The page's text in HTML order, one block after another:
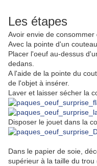
Les étapes
Avoir envie de consommer
Avec la pointe d'un
Placer l'oeuf au-dessus
dedans.
A l'aide de la pointe du
de l'objet à insérer.
Laver et laisser sécher la
Disposer le jouet dans la
Dans le papier de soie,
supérieur à la taille du trou